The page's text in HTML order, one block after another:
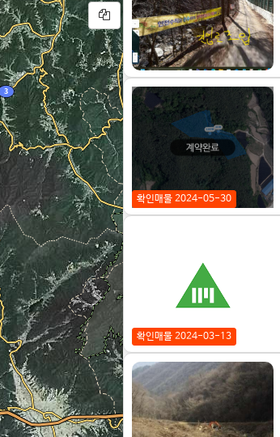
확인매물 2024-05-30
확인매물 2024-03-13